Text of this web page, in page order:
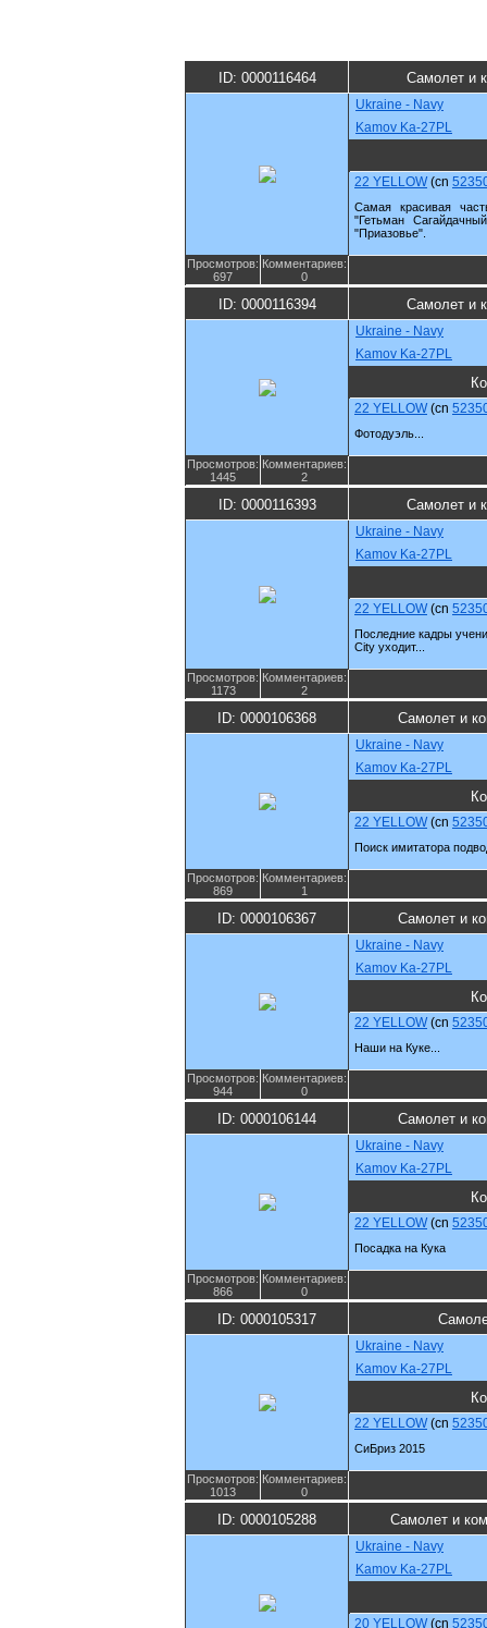
ID: 0000116464 Самолет и
Ukraine - Navy
Kamov Ka-27PL
22 YELLOW (cn
Самая красивая
"Гетьман
"Приазовье".
Просмотров:
697
Комментариев:
0
ID: 0000116394 Самолет и
Ukraine - Navy
Kamov Ka-27PL
22 YELLOW (cn
Фотодуэль...
Просмотров:
1445
Комментариев:
2
ID: 0000116393 Самолет и
Ukraine - Navy
Kamov Ka-27PL
22 YELLOW (cn
Последние кадры
City уходит...
Просмотров:
1173
Комментариев:
2
ID: 0000106368 Самолет и
Ukraine - Navy
Kamov Ka-27PL
22 YELLOW (cn
Поиск имитатора
Просмотров:
869
Комментариев:
1
ID: 0000106367 Самолет и
Ukraine - Navy
Kamov Ka-27PL
22 YELLOW (cn
Наши на Куке...
Просмотров:
944
Комментариев:
0
ID: 0000106144 Самолет и
Ukraine - Navy
Kamov Ka-27PL
22 YELLOW (cn
Посадка на Кука
Просмотров:
866
Комментариев:
0
ID: 0000105317
Ukraine - Navy
Kamov Ka-27PL
22 YELLOW (cn
СиБриз 2015
Просмотров:
1013
Комментариев:
0
ID: 0000105288 Самолет и
Ukraine - Navy
Kamov Ka-27PL
20 YELLOW (cn